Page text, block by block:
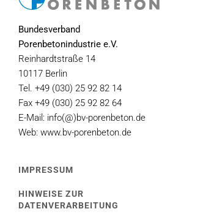
Bundesverband
Porenbetonindustrie e.V.
Reinhardtstraße 14
10117 Berlin
Tel. +49 (030) 25 92 82 14
Fax +49 (030) 25 92 82 64
E-Mail: info(@)bv-porenbeton.de
Web: www.bv-porenbeton.de
IMPRESSUM
HINWEISE ZUR
DATENVERARBEITUNG